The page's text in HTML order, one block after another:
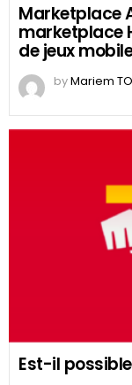
Marketplace
marketplace
de jeux
byMariem
Est-il